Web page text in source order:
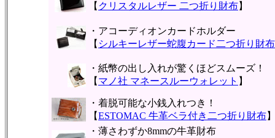
【 クリスタルレザー 二つ折り財布】
・アコーディオンカードホルダー
【 シルキーレザー蛇腹カード二つ折り財布
・紙幣の出し入れが驚くほどスムーズ！
【 マノ社 マネースルーウォレット 】
・着脱可能な小銭入れつき！
【ESTOMAC 牛革ベラ付き二つ折り財布
・薄さわずか8mmの牛革財布